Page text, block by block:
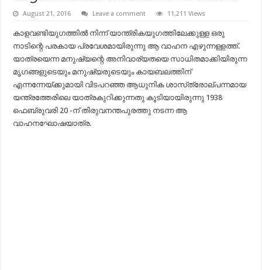
August 21, 2016 Leave a comment 11,211 Views
കാളവണ്ടിയുഗത്തില്‍ നിന്ന്‌ യാന്ത്രികയുഗത്തിലേക്കുള്ള ഒരു
നാടിന്റെ പരകായ പ്രവേശമായിരുന്നു ആ വാഹന എഴുന്നള്ളത്ത്‌.
യാത്രയെന്ന മനുഷ്യന്റെ അനിവാര്യതയെ സാധിതമാക്കിയിരുന്ന
മൃഗങ്ങളുടെയും മനുഷ്യരുടെയും കായബലത്തിന്‌
എന്നന്നേയ്‌ക്കുമായി വിടപറഞ്ഞ ആധുനിക ശാസ്‌ത്രോല്‌പന്നമായ
യന്ത്രത്തേരിലെ യാത്രകുറിക്കുന്നതു കൂടിയായിരുന്നു 1938
ഫെബ്രുവരി 20 -ന്‌ തിരുവനന്തപുരത്തു നടന്ന ആ
വാഹനഘോഷയാത്ര.